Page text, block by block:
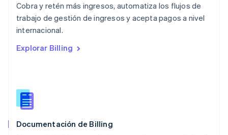
Cobra y retén más ingresos, automatiza los flujos de
trabajo de gestión de ingresos y acepta pagos a nivel
internacional.
Explorar Billing
Documentación de Billing
English
Nueva Zelanda
English
NederlandsEnglish
Português
RAE de Hong Kong, China
Reino Unido